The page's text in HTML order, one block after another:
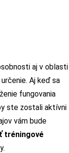
aj v oblasti
Aj keď sa
fungovania
ste zostali aktívni
vám bude
tréningové